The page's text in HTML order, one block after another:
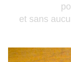
et sans